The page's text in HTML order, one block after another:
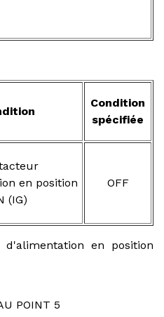
Condition
spécifiée
en position
(IG)
OFF
en position
POINT 5